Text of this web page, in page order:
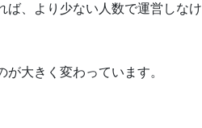
ば、より少ない人数で運営しなけ
大きく変わっています。